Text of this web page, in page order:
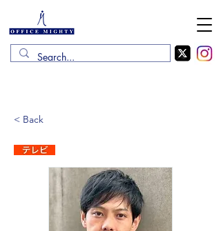
< Back